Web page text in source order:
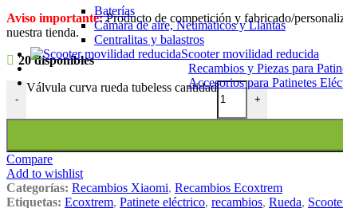
Baterías
Cámara de aire, Neumáticos y Llantas
Centralitas y balastros
Scooter movilidad reducida
Recambios y Piezas para
Accesorios para Patinetes
Aviso importante:Producto de competición y fabricado/
nuestra tienda.
20 disponibles
-
Válvula curva rueda tubeless cantidad
+
Compare
Add to wishlist
Categorías: Recambios Xiaomi, Recambios Ecoxtrem
Etiquetas: Ecoxtrem, Patinete eléctrico, recambios, Rueda,